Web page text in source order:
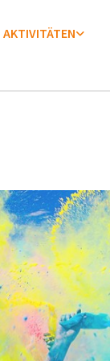
AKTIVITÄTEN